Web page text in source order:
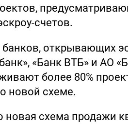
счетов.
открывающих
«Банк ВТБ» и АО
более 80%
новой схеме.
схема продажи